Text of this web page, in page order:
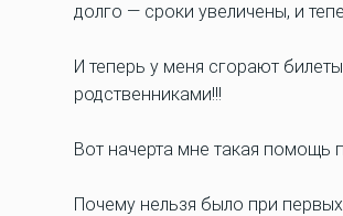
долго — сроки увеличены, и
И теперь у меня сгорают
родственниками!!!
Вот начерта мне такая помощь
Почему нельзя было при